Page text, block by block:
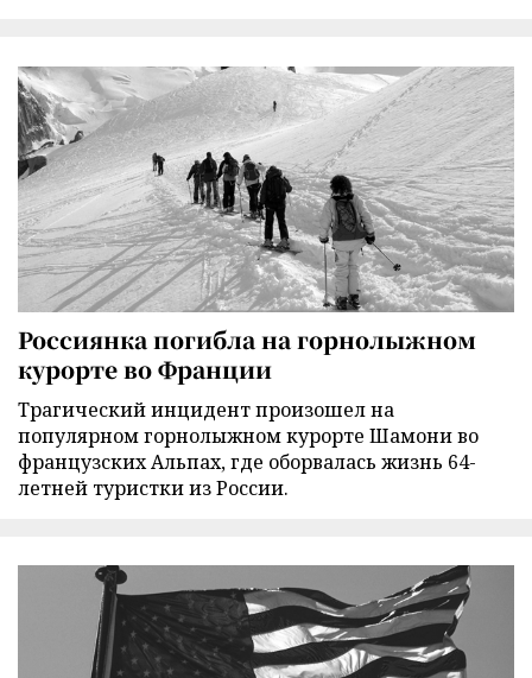
Россиянка погибла на горнолыжном
курорте во Франции
Трагический инцидент произошел на
популярном горнолыжном курорте Шамони во
французских Альпах, где оборвалась жизнь 64-
летней туристки из России.